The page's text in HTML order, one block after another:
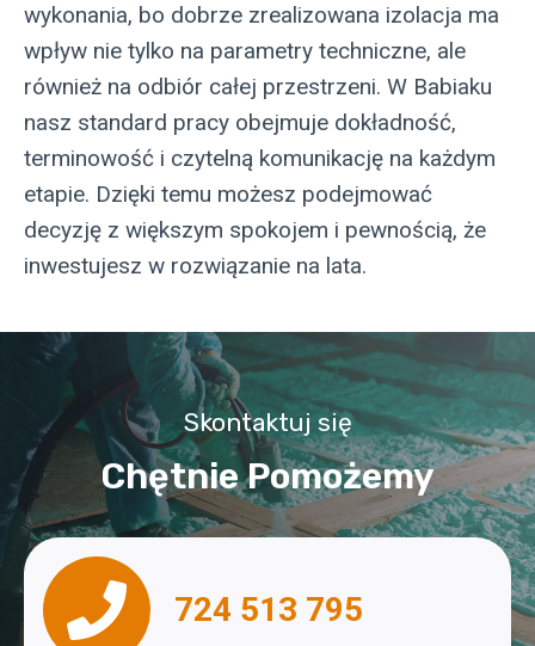
wykonania, bo dobrze zrealizowana izolacja ma
wpływ nie tylko na parametry techniczne, ale
również na odbiór całej przestrzeni. W Babiaku
nasz standard pracy obejmuje dokładność,
terminowość i czytelną komunikację na każdym
etapie. Dzięki temu możesz podejmować
decyzję z większym spokojem i pewnością, że
inwestujesz w rozwiązanie na lata.
Skontaktuj się
Chętnie Pomożemy
724 513 795